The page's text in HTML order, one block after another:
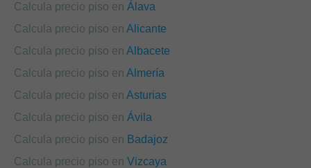
Calcula precio piso en Álava
Calcula precio piso en Alicante
Calcula precio piso en Albacete
Calcula precio piso en Almería
Calcula precio piso en Asturias
Calcula precio piso en Ávila
Calcula precio piso en Badajoz
Calcula precio piso en Vizcaya